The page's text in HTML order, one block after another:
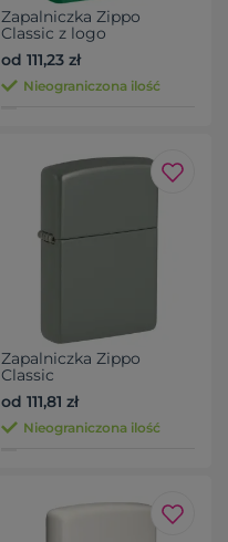
Zapalniczka Zippo
Classic z logo
od 111,23 zł
Nieograniczona ilość
Zapalniczka Zippo
Classic
od 111,81 zł
Nieograniczona ilość